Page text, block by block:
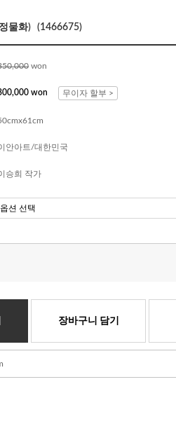
물화) (1466675)
won
won 무이자 할부 >
안아트/대한민국
승희 작가
장바구니 담기